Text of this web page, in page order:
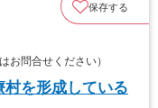
保存する
問合せください）
村を形成している